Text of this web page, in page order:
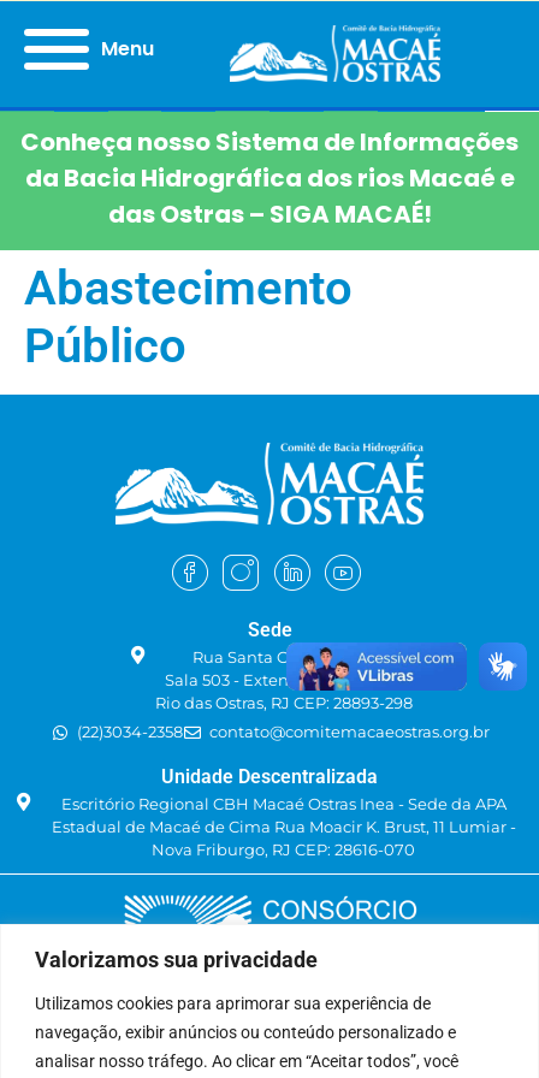
Valorizamos sua privacidade
Utilizamos cookies para aprimorar sua experiência de
navegação, exibir anúncios ou conteúdo personalizado e
analisar nosso tráfego. Ao clicar em “Aceitar todos”, você
Menu
Conheça nosso Sistema de Informações
da Bacia Hidrográfica dos rios Macaé e
das Ostras – SIGA MACAÉ!
Abastecimento
Público
Sede
Rua Santa Catarina, 219
Sala 503 - Extensão do Bosque
Rio das Ostras, RJ CEP: 28893-298
(22)3034-2358
contato@comitemacaeostras.org.br
Unidade Descentralizada
Escritório Regional CBH Macaé Ostras Inea - Sede da APA
Estadual de Macaé de Cima Rua Moacir K. Brust, 11 Lumiar -
Nova Friburgo, RJ CEP: 28616-070
Delegatária (CILSJ)